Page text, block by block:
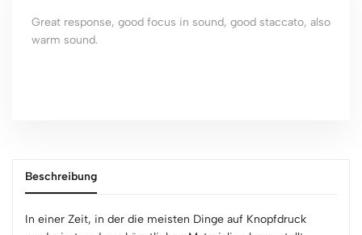
Great response, good focus in sound, good staccato, also
warm sound.
Beschreibung
In einer Zeit, in der die meisten Dinge auf Knopfdruck